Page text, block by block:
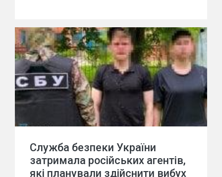
Служба безпеки України
затримала російських агентів,
які планували здійснити вибух